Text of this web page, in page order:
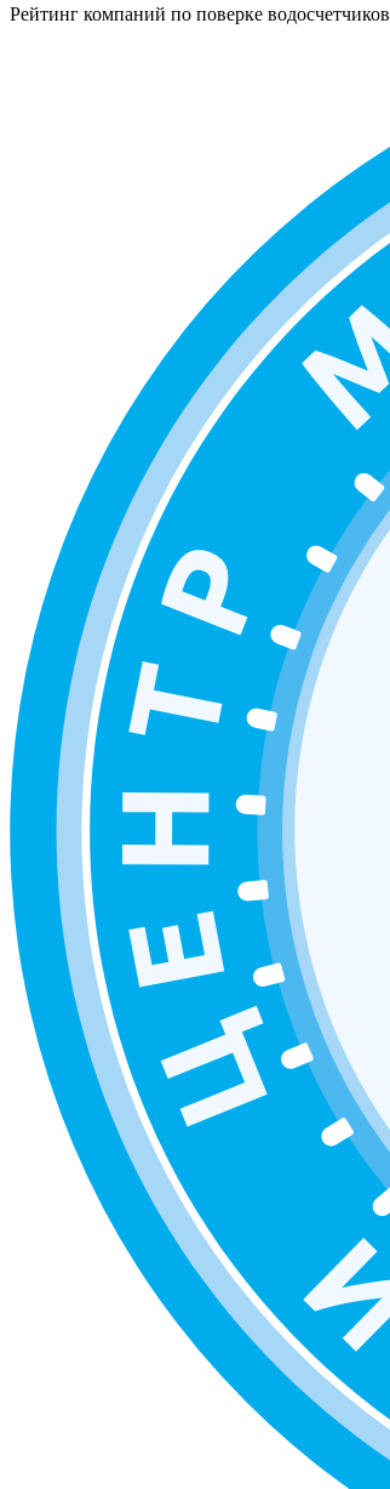
Рейтинг компаний по поверке водосчетчиков